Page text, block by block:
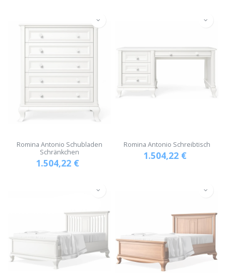
Romina Antonio Schubladen
Schränkchen
1.504,22€
Romina Antonio Schreibtisch
1.504,22€